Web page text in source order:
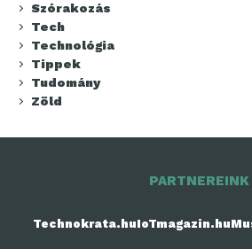
Szórakozás
Tech
Technológia
Tippek
Tudomány
Zöld
PARTNEREINK
Technokrata.huIoTmagazin.hu